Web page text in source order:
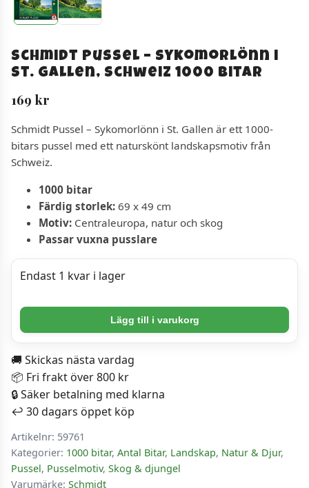
Schmidt Pussel – Sykomorlönn i
St. Gallen, Schweiz 1000 bitar
169 kr
Schmidt Pussel – Sykomorlönn i St. Gallen är ett 1000-
bitars pussel med ett naturskönt landskapsmotiv från
Schweiz.
1000 bitar
Färdig storlek: 69 x 49 cm
Motiv: Centraleuropa, natur och skog
Passar vuxna pusslare
Endast 1 kvar i lager
Schmidt
Pussel
-
Sykomorlönn
i
St.
Gallen,
Schweiz
1000
bitar
mängd
Lägg till i varukorg
🚚 Skickas nästa vardag
📦 Fri frakt över 800 kr
🔒 Säker betalning med klarna
↩️ 30 dagars öppet köp
Artikelnr: 59761
Kategorier: 1000 bitar, Antal Bitar, Landskap, Natur & Djur,
Pussel, Pusselmotiv, Skog & djungel
Varumärke: Schmidt